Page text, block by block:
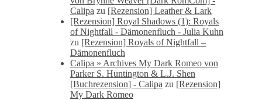
Calipa zu [Rezension] Leather & Lark
[Rezension] Royal Shadows (1): Royals
of Nightfall - Dämonenfluch - Julia Kuhn
zu [Rezension] Royals of Nightfall –
Dämonenfluch
Calipa » Archives My Dark Romeo von
Parker S. Huntington & L.J. Shen
[Buchrezension] - Calipa zu [Rezension]
My Dark Romeo